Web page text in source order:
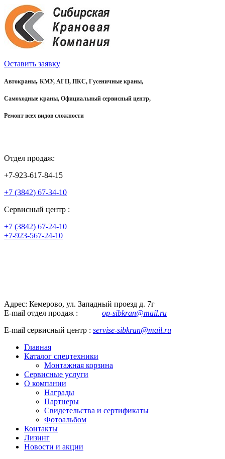
Оставить заявку
Автокраны, КМУ, АГП, ПКС, Гусеничные краны,
Самоходные краны, Официальный сервисный центр,
Ремонт всех видов сложности
Отдел продаж:
+7-923-617-84-15
+7 (3842) 67-34-10
Сервисный центр :
+7 (3842) 67-24-10
+7-923-567-24-10
Адрес: Кемерово, ул. Западный проезд д. 7г
E-mail отдел продаж : op-sibkran@mail.ru
E-mail сервисный центр : servise-sibkran@mail.ru
Главная
Каталог спецтехники
Монтажная корзина
Сервисные услуги
О компании
Награды
Партнеры
Свидетельства и сертификаты
Фотоальбом
Контакты
Лизинг
Новости и акции